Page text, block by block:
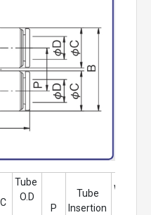
nối, ống nhánh chữ
ren, có thể xoay
loại có thể xoay
từ nhựa Resin không
Tube
O.D
P
Tube
Insertion
Weight